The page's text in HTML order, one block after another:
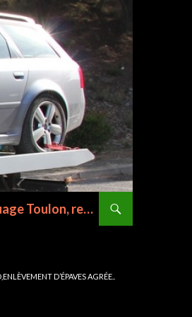
D.R.V Dépannage Remorquage Toulon La Valette du var le Pradet ,dépanneuse auto Toulon ,Var: Assistance dépanneuse remorquage Toulon, remorquage auto La Valette Du Var, remorquage La garde, remorquage La Farlede, remorquage Six Fours Les Plages, remorquage Sanary, remorquage Bandol, remorquage La Seyne Sur Mer,remorquage, dépannage de voiture , remorqueur,dépanneur, dépannage auto, dépannage remorquage moto…07.82.24.47.96
D’ÉPAVES AGRÉE..